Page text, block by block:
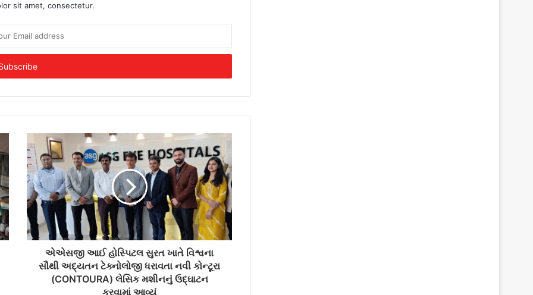
sit amet, consectetur.
એએસજી આઈ હોસ્પિટલ સુરત ખાતે વિશ્વના
સૌથી અદ્યતન ટેક્નોલોજી ધરાવતા નવી કોન્ટૂરા
(CONTOURA) લેસિક મશીનનું ઉદ્ઘાટન
કરવામાં આવ્યું